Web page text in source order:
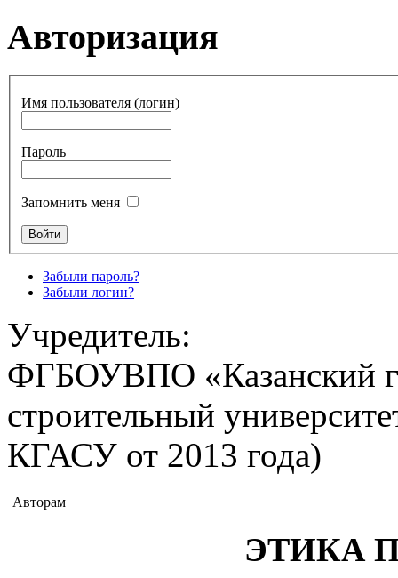
Авторизация
Имя пользователя (логин)
Пароль
Запомнить меня
Забыли пароль?
Забыли логин?
Учредитель:
ФГБОУВПО «Казанский
строительный
КГАСУ от 2013 года)
Авторам
ЭТИКА